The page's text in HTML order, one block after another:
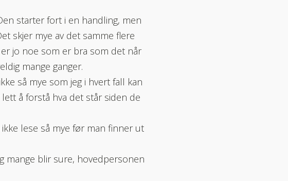
starter fort i en handling, men
skjer mye av det samme flere
jo noe som er bra som det når
mange ganger.
så mye som jeg i hvert fall kan
å forstå hva det står siden de
lese så mye før man finner ut
mange blir sure, hovedpersonen